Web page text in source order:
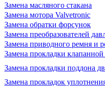
Замена масляного стакана
Замена мотора Valvetronic
Замена обратки форсунок
Замена преобразователей
Замена приводного ремня и
Замена прокладки
Замена прокладки поддона
Замена прокладок